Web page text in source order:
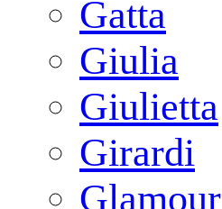
Gatta
Giulia
Giulietta
Girardi
Glamour